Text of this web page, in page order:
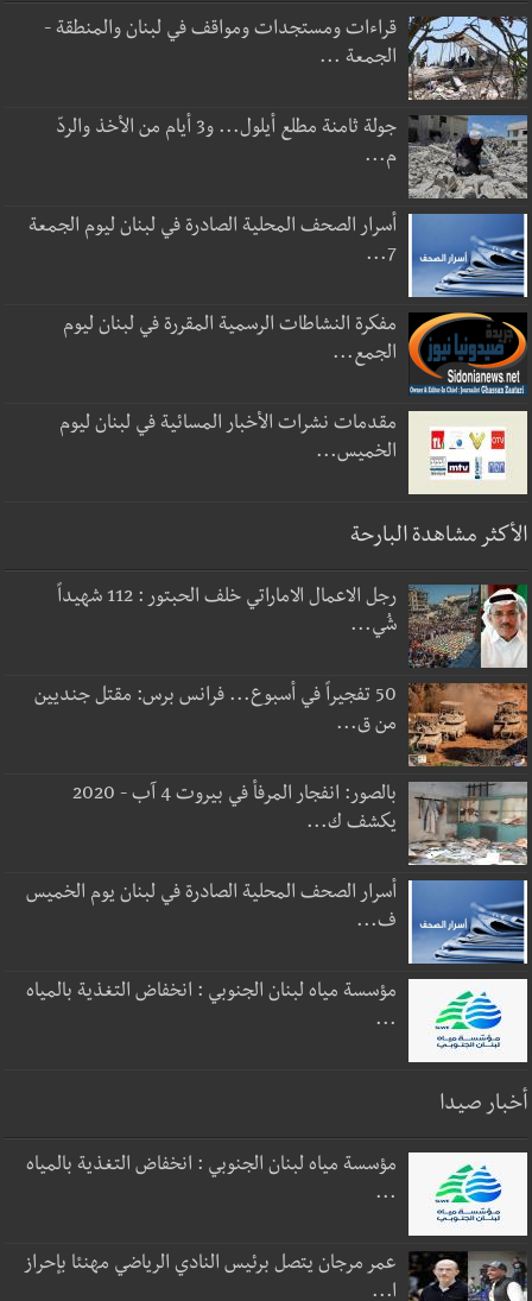
قراءات ومستجدات ومواقف في لبنان والمنطقة -
الجمعة ...
جولة ثامنة مطلع أيلول... و3 أيام من الأخذ والردّ
م...
أسرار الصحف المحلية الصادرة في لبنان ليوم الجمعة
7...
مفكرة النشاطات الرسمية المقررة في لبنان ليوم
الجمع...
مقدمات نشرات الأخبار المسائية في لبنان ليوم
الخميس...
الأكثر مشاهدة البارحة
رجل الاعمال الاماراتي خلف الحبتور : 112 شهيداً
شُي...
50 تفجيراً في أسبوع... فرانس برس: مقتل جنديين
من ق...
بالصور: انفجار المرفأ في بيروت 4 آب - 2020
يكشف ك...
أسرار الصحف المحلية الصادرة في لبنان يوم الخميس
ف...
مؤسسة مياه لبنان الجنوبي : انخفاض التغذية بالمياه
...
أخبار صيدا
مؤسسة مياه لبنان الجنوبي : انخفاض التغذية بالمياه
...
عمر مرجان يتصل برئيس النادي الرياضي مهنئا بإحراز
ا...